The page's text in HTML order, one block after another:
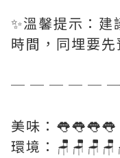
✨溫馨提示：
時間，同埋要先
─ ─ ─ ─ ─
美味：👅👅👅👅
環境：